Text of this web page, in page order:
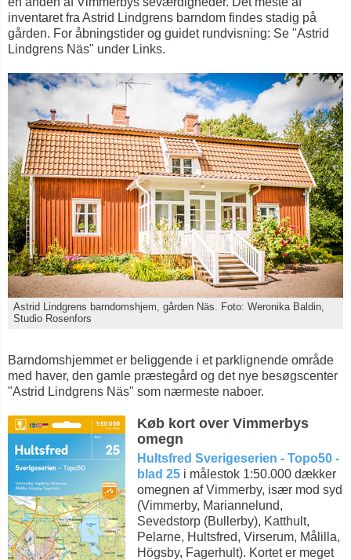
inventaret fra Astrid Lindgrens barndom findes stadig på
gården. For åbningstider og guidet rundvisning: Se "Astrid
Lindgrens Näs" under Links.
Astrid Lindgrens barndomshjem, gården Näs. Foto: Weronika Baldin,
Studio Rosenfors
Barndomshjemmet er beliggende i et parklignende område
med haver, den gamle præstegård og det nye besøgscenter
"Astrid Lindgrens Näs" som nærmeste naboer.
Køb kort over Vimmerbys
omegn
Hultsfred Sverigeserien - Topo50 -
blad 25 i målestok 1:50.000 dækker
omegnen af Vimmerby, især mod syd
(Vimmerby, Mariannelund,
Sevedstorp (Bullerby), Katthult,
Pelarne, Hultsfred, Virserum, Målilla,
Högsby, Fagerhult). Kortet er meget